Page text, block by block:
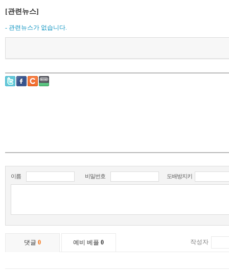
[관련뉴스]
- 관련뉴스가 없습니다.